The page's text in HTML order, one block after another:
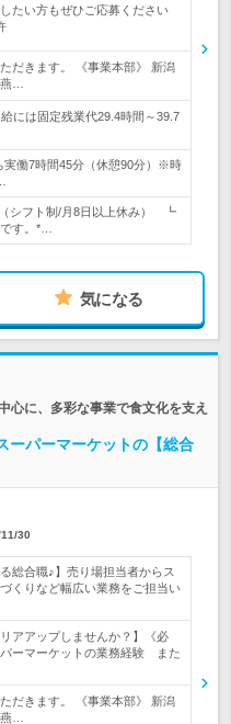
たい方もぜひご応募ください
だきます。 《事業本部》 新潟
…
には固定残業代29.4時間～39.7
実働7時間45分（休憩90分）※時
（シフト制/月8日以上休み） ┗
す。*…
気になる
心に、多彩な事業で食文化を支え
ーパーマーケットの【総合
30
総合職♪】売り場担当者からス
くりなど幅広い業務をご担当い
アアップしませんか？】《必
ーマーケットの業務経験 また
だきます。 《事業本部》 新潟
…